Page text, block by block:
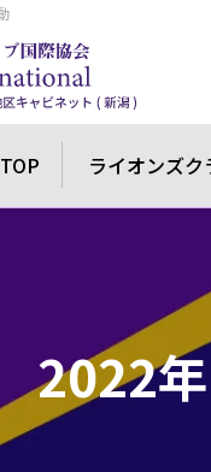
TOP ライオンズ
2022